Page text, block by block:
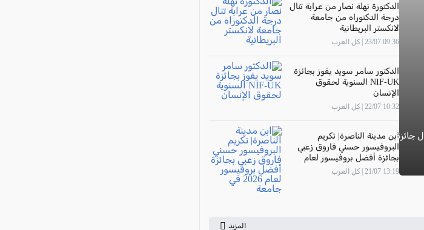
جائزة
الدكتورة نهلة نصار من عرابة تنال
درجة الدكتوراه من جامعة
لانكستر البريطانية
09:36 23/07 | كل العرب
الدكتور سامر سويد يفوز بجائزة
NIF-UK السنوية لحقوق
الإنسان
10:32 22/07 | كل العرب
ابن مدينة الناصرة| تكريم
البروفيسور حسني فاروق زعبي
بجائزة أفضل بروفيسور لعام
2026 في جامعة "The New
13:19 21/07 | كل العرب
المزيد